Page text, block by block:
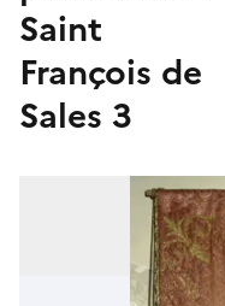
Saint
François de
Sales 3